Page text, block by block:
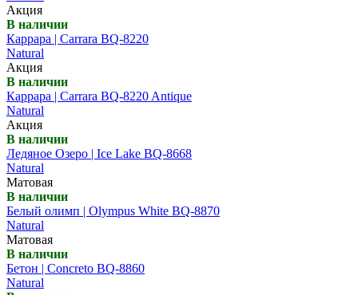
Акция
В наличии
Каррара | Carrara BQ-8220
Natural
Акция
В наличии
Каррара | Carrara BQ-8220 Antique
Natural
Акция
В наличии
Ледяное Озеро | Ice Lake BQ-8668
Natural
Матовая
В наличии
Белый олимп | Olympus White BQ-8870
Natural
Матовая
В наличии
Бетон | Concreto BQ-8860
Natural